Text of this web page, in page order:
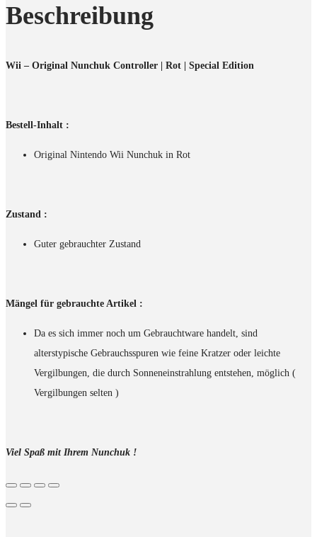
Beschreibung
Wii – Original Nunchuk Controller | Rot | Special Edition
Bestell-Inhalt :
Original Nintendo Wii Nunchuk in Rot
Zustand :
Guter gebrauchter Zustand
Mängel für gebrauchte Artikel :
Da es sich immer noch um Gebrauchtware handelt, sind
alterstypische Gebrauchsspuren wie feine Kratzer oder leichte
Vergilbungen, die durch Sonneneinstrahlung entstehen, möglich (
Vergilbungen selten )
Viel Spaß mit Ihrem Nunchuk !